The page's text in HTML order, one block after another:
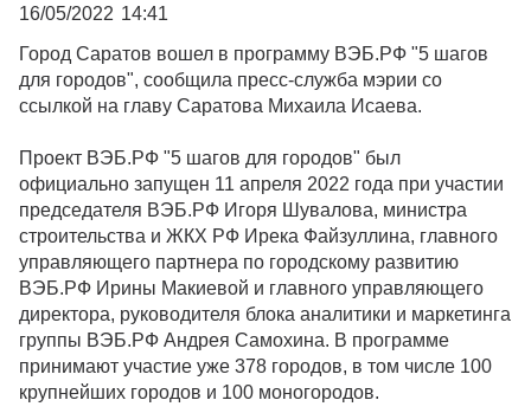
16/05/2022 14:41
Город Саратов вошел в программу ВЭБ.РФ "5 шагов
для городов", сообщила пресс-служба мэрии со
ссылкой на главу Саратова Михаила Исаева.
Проект ВЭБ.РФ "5 шагов для городов" был
официально запущен 11 апреля 2022 года при участии
председателя ВЭБ.РФ Игоря Шувалова, министра
строительства и ЖКХ РФ Ирека Файзуллина, главного
управляющего партнера по городскому развитию
ВЭБ.РФ Ирины Макиевой и главного управляющего
директора, руководителя блока аналитики и маркетинга
группы ВЭБ.РФ Андрея Самохина. В программе
принимают участие уже 378 городов, в том числе 100
крупнейших городов и 100 моногородов.